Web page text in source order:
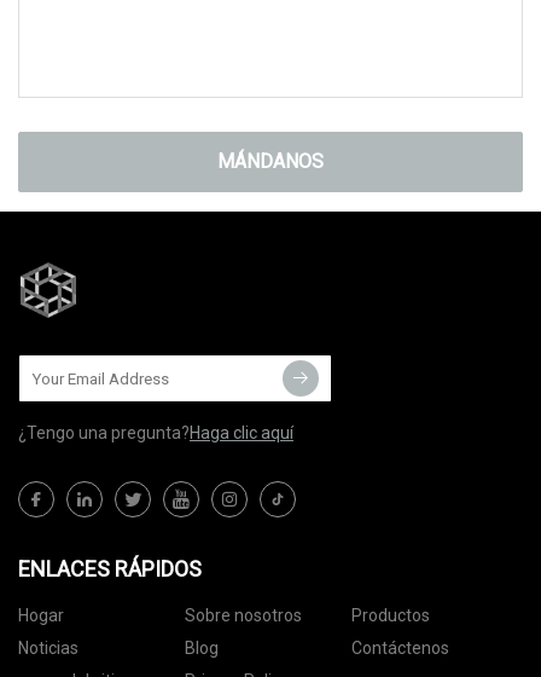
MÁNDANOS
¿Tengo una pregunta?Haga clic aquí
ENLACES RÁPIDOS
Hogar Sobre nosotros
Productos
Noticias
Blog
Contáctenos